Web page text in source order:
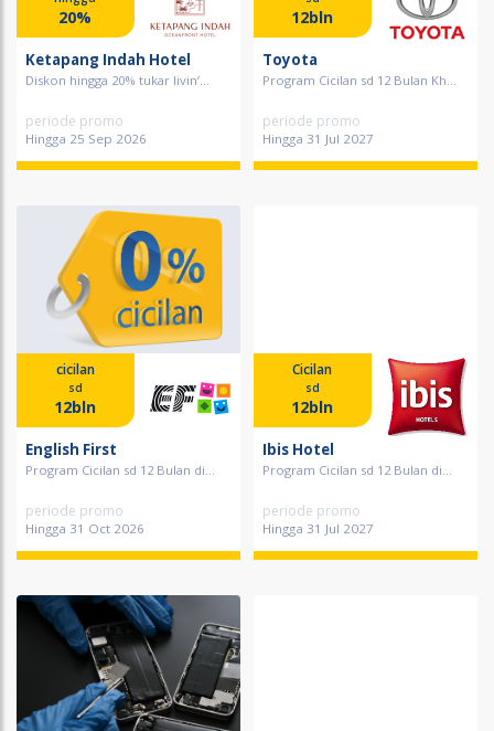
20%
Ketapang Indah Hotel
Diskon hingga 20% tukar livin’...
periode promo
Hingga 25 Sep 2026
12bln
Toyota
Program Cicilan sd 12 Bulan Kh...
periode promo
Hingga 31 Jul 2027
cicilan
sd
12bln
English First
Program Cicilan sd 12 Bulan di...
periode promo
Hingga 31 Oct 2026
Cicilan
sd
12bln
Ibis Hotel
Program Cicilan sd 12 Bulan di...
periode promo
Hingga 31 Jul 2027